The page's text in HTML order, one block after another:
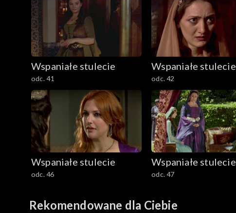
Wspaniałe stulecie
odc. 41
Wspaniałe stulecie
odc. 42
Wspaniałe stulecie
odc. 46
Wspaniałe stulecie
odc. 47
Rekomendowane dla Ciebie